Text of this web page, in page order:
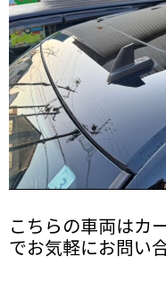
こちらの車両はカ
でお気軽にお問い